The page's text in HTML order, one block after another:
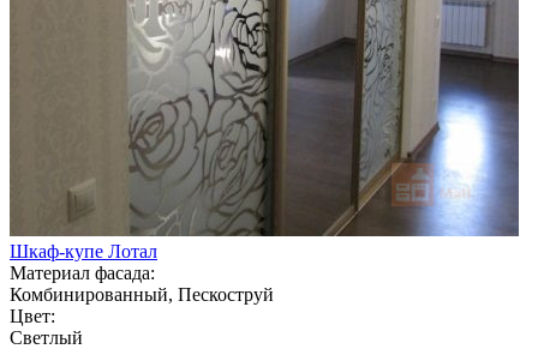
Шкаф-купе Лотал
Материал фасада:
Комбинированный, Пескоструй
Цвет:
Светлый